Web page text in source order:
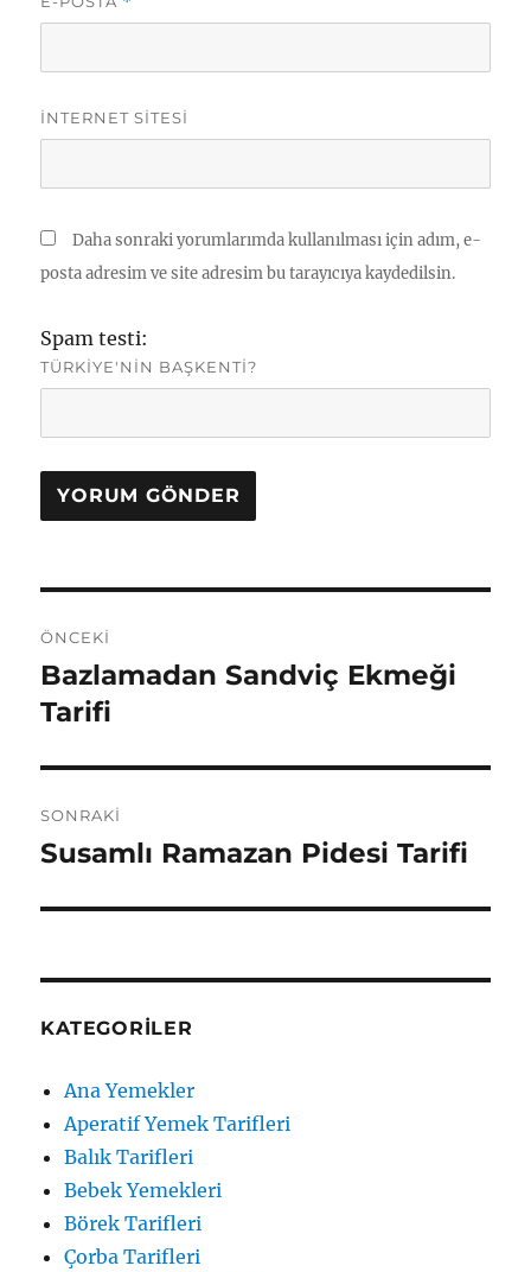
İNTERNET SITESI
Daha sonraki yorumlarımda kullanılması için adım, e-
posta adresim ve site adresim bu tarayıcıya kaydedilsin.
Spam testi:
TÜRKIYE'NIN BAŞKENTI?
gezinmesi
ÖNCEKI
Önceki
yazı:
Bazlamadan Sandviç Ekmeği
Tarifi
SONRAKI
Sonraki
Susamlı Ramazan Pidesi Tarifi
KATEGORILER
Ana Yemekler
Aperatif Yemek Tarifleri
Balık Tarifleri
Bebek Yemekleri
Börek Tarifleri
Çorba Tarifleri